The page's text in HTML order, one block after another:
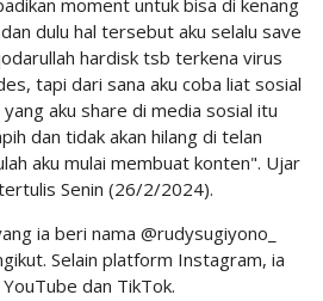
moment untuk bisa di kenang
dulu hal tersebut aku selalu save
hardisk tsb terkena virus
tapi dari sana aku coba liat sosial
aku share di media sosial itu
dan tidak akan hilang di telan
aku mulai membuat konten". Ujar
Senin (26/2/2024).
ia beri nama @rudysugiyono_
Selain platform Instagram, ia
dan TikTok.